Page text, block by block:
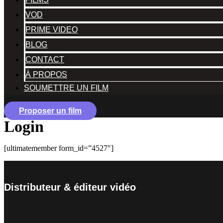
VOD
PRIME VIDEO
BLOG
CONTACT
À PROPOS
SOUMETTRE UN FILM
Proposer un film
Login
[ultimatemember form_id=”4527″]
Distributeur & éditeur vidéo